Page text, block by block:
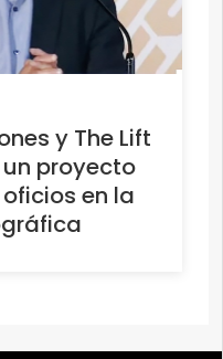
y The Lift
proyecto
en la